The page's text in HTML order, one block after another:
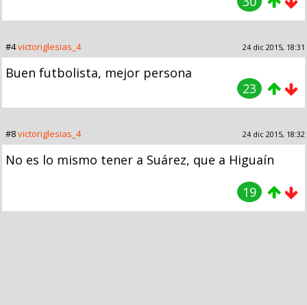
#4victoriglesias_4 24 dic 2015, 18:31
Buen futbolista, mejor persona
23
#8victoriglesias_4 24 dic 2015, 18:32
No es lo mismo tener a Suárez, que a Higuaín
19